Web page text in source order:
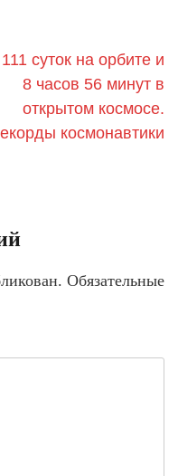
суток на орбите и
8 часов 56 минут в
открытом космосе.
космонавтики
Обязательные